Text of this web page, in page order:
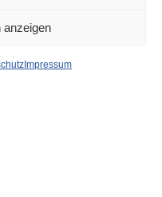
anzeigen
Impressum